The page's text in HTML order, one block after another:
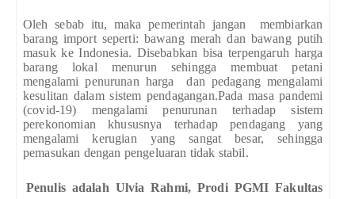
Oleh sebab itu, maka pemerintah jangan membiarkan
barang import seperti: bawang merah dan bawang putih
masuk ke Indonesia. Disebabkan bisa terpengaruh harga
barang lokal menurun sehingga membuat petani
mengalami penurunan harga dan pedagang mengalami
kesulitan dalam sistem pendagangan.Pada masa pandemi
(covid-19) mengalami penurunan terhadap sistem
perekonomian khususnya terhadap pendagang yang
mengalami kerugian yang sangat besar, sehingga
pemasukan dengan pengeluaran tidak stabil.
Penulis adalah Ulvia Rahmi, Prodi PGMI Fakultas